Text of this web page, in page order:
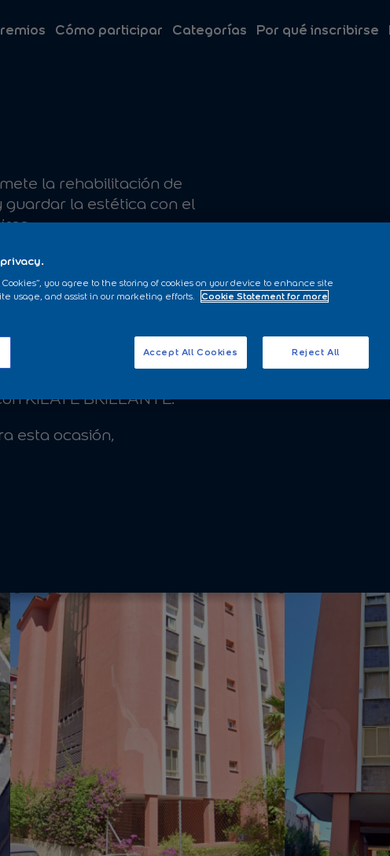
Cómo participar Categorías Por qué inscribirse
la rehabilitación de
la estética con el
de zonas inestables,
con morteros
de Consolidante
forma de un producto
pruebas de color
BLANCO MED.
KILATE BRILLANTE.
esta ocasión,
Cookies”, you agree to the storing of cookies on your device to enhance site
usage, and assist in our marketing efforts.
Cookie Statement for more
Reject All
Accept All Cookies